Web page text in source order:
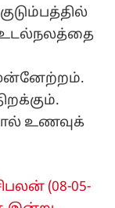
உடல்நலத்தை
உணவுக்
(08-05-